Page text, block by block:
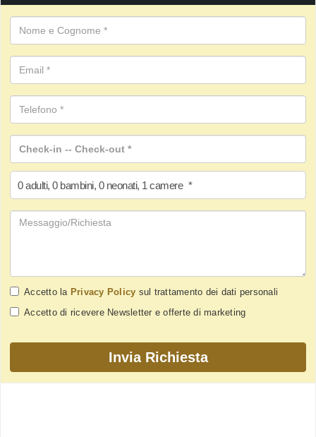
0 adulti, 0 bambini, 0 neonati, 1 camere *
Accetto la Privacy Policy sul trattamento dei dati personali
Accetto di ricevere Newsletter e offerte di marketing